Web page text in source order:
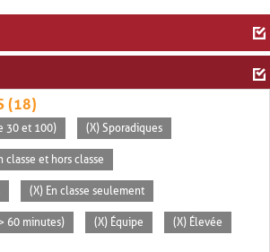
(18)
30 et 100) (X) Sporadiques
classe et hors classe
(X) En classe seulement
60 minutes) (X) Équipe (X) Élevée